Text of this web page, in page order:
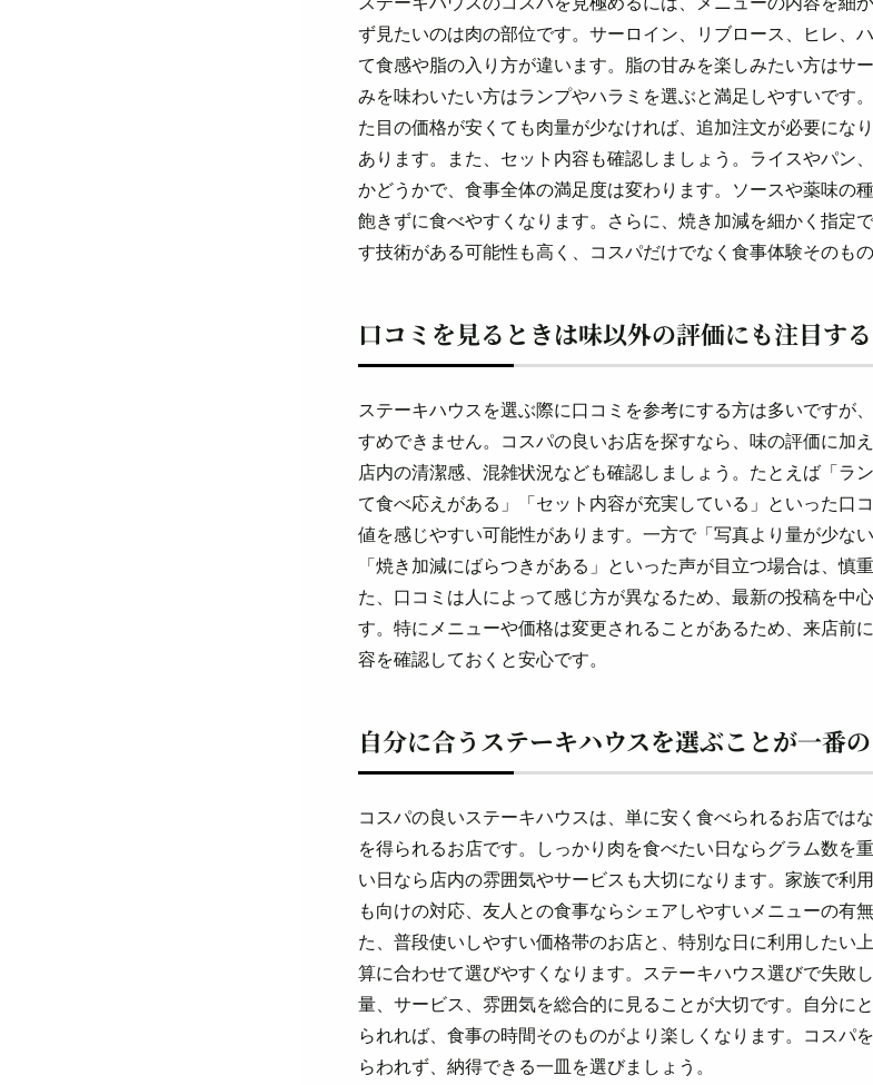
ず見たいのは肉の部位です。サーロイン、リブロース、ヒレ、
て食感や脂の入り方が違います。脂の甘みを楽しみたい方はサ
みを味わいたい方はランプやハラミを選ぶと満足しやすいです
た目の価格が安くても肉量が少なければ、追加注文が必要にな
あります。また、セット内容も確認しましょう。ライスやパン
かどうかで、食事全体の満足度は変わります。ソースや薬味の
飽きずに食べやすくなります。さらに、焼き加減を細かく指定
す技術がある可能性も高く、コスパだけでなく食事体験そのも
口コミを見るときは味以外の評価にも注目する
ステーキハウスを選ぶ際に口コミを参考にする方は多いですが
すめできません。コスパの良いお店を探すなら、味の評価に加
店内の清潔感、混雑状況なども確認しましょう。たとえば「ラ
て食べ応えがある」「セット内容が充実している」といった口
値を感じやすい可能性があります。一方で「写真より量が少な
「焼き加減にばらつきがある」といった声が目立つ場合は、慎
た、口コミは人によって感じ方が異なるため、最新の投稿を中
す。特にメニューや価格は変更されることがあるため、来店前
容を確認しておくと安心です。
自分に合うステーキハウスを選ぶことが一番
コスパの良いステーキハウスは、単に安く食べられるお店では
を得られるお店です。しっかり肉を食べたい日ならグラム数を
い日なら店内の雰囲気やサービスも大切になります。家族で利
も向けの対応、友人との食事ならシェアしやすいメニューの有
た、普段使いしやすい価格帯のお店と、特別な日に利用したい
算に合わせて選びやすくなります。ステーキハウス選びで失敗
量、サービス、雰囲気を総合的に見ることが大切です。自分に
られれば、食事の時間そのものがより楽しくなります。コスパ
らわれず、納得できる一皿を選びましょう。